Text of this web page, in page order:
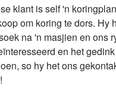
klant is self 'n
om koring te dors. Hy
na 'n masjien en ons
en het
so hy het ons